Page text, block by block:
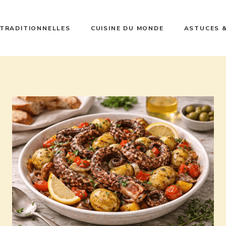
CUISINE DU MONDE ASTUCES